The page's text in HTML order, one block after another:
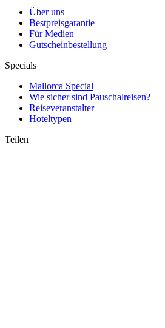
Über uns
Bestpreisgarantie
Für Medien
Gutscheinbestellung
Specials
Mallorca Special
Wie sicher sind Pauschalreisen?
Reiseveranstalter
Hoteltypen
Teilen